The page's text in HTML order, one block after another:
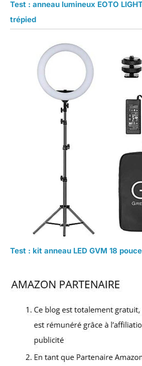
Test : anneau lumineux EOTO
trépied
Test : kit anneau LED GVM 18